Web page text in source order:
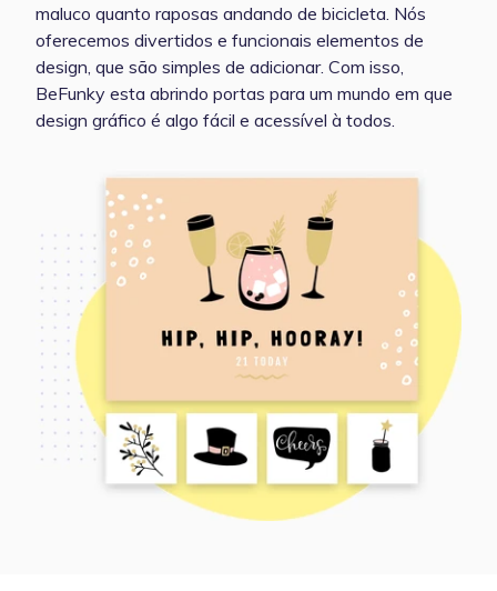
maluco quanto raposas andando de bicicleta. Nós
oferecemos divertidos e funcionais elementos de
design, que são simples de adicionar. Com isso,
BeFunky esta abrindo portas para um mundo em que
design gráfico é algo fácil e acessível à todos.